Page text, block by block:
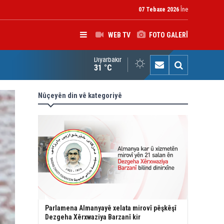
07 Tebaxe 2026 Îne
WEB TV FOTO GALERÎ
Barzanî: Divê çek tenê di destê dewletê de bin
Diyarbakır
31 °C
Nûçeyên din vê kategoriyê
Parlamena Almanyayê xelata mirovî pêşkêşî
Dezgeha Xêrxwaziya Barzanî kir